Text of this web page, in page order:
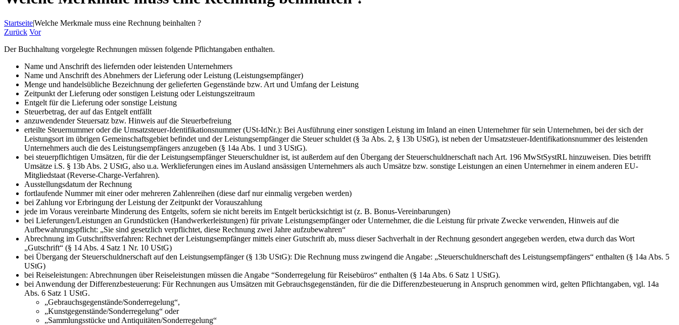
Startseite|Welche Merkmale muss eine Rechnung beinhalten ?
Zurück Vor
Der Buchhaltung vorgelegte Rechnungen müssen folgende Pflichtangaben enthalten.
Name und Anschrift des liefernden oder leistenden Unternehmers
Name und Anschrift des Abnehmers der Lieferung oder Leistung (Leistungsempfänger)
Menge und handelsübliche Bezeichnung der gelieferten Gegenstände bzw. Art und Umfang der Leistung
Zeitpunkt der Lieferung oder sonstigen Leistung oder Leistungszeitraum
Entgelt für die Lieferung oder sonstige Leistung
Steuerbetrag, der auf das Entgelt entfällt
anzuwendender Steuersatz bzw. Hinweis auf die Steuerbefreiung
erteilte Steuernummer oder die Umsatzsteuer-Identifikationsnummer (USt-IdNr.): Bei Ausführung einer sonstigen Leistung im Inland an einen Unternehmer für sein Un­ter­nehmen, bei der sich der
Leistungsort im übrigen Gemeinschaftsgebiet befindet und der Leistungsempfänger die Steuer schuldet (§ 3a Abs. 2, § 13b UStG), ist neben der Umsatzsteuer-Identifikationsnummer des leistenden
Unternehmers auch die des Leis­tungs­empfängers anzugeben (§ 14a Abs. 1 und 3 UStG).
bei steuerpflichtigen Umsätzen, für die der Leistungsempfänger Steuerschuldner ist, ist außerdem auf den Übergang der Steuerschuldnerschaft nach Art. 196 MwStSystRL hinzuweisen. Dies betrifft
Umsätze i.S. § 13b Abs. 2 UStG, also u.a. Werklieferungen eines im Ausland ansässigen Unternehmers als auch Umsätze bzw. sonstige Leistungen an einen Unternehmer in einem anderen EU-
Mitgliedstaat (Reverse-Charge-Verfahren).
Ausstellungsdatum der Rechnung
fortlaufende Nummer mit einer oder mehreren Zahlenreihen (diese darf nur einmalig ver­geben werden)
bei Zahlung vor Erbringung der Leistung der Zeitpunkt der Vorauszahlung
jede im Voraus vereinbarte Minderung des Entgelts, sofern sie nicht bereits im Ent­gelt berücksichtigt ist (z. B. Bonus-Vereinbarungen)
bei Lieferungen/Leistungen an Grundstücken (Handwerkerleistungen) für private Leistungsempfänger oder Unternehmer, die die Leistung für private Zwecke verwenden, Hinweis auf die
Aufbewahrungspflicht: „Sie sind gesetzlich verpflichtet, diese Rechnung zwei Jahre aufzubewahren“
Abrechnung im Gutschriftsverfahren: Rechnet der Leistungsempfänger mittels einer Gutschrift ab, muss dieser Sachverhalt in der Rechnung gesondert angegeben werden, etwa durch das Wort
„Gutschrift“ (§ 14 Abs. 4 Satz 1 Nr. 10 UStG)
bei Übergang der Steuerschuldnerschaft auf den Leistungsempfänger (§ 13b UStG): Die Rechnung muss zwingend die Angabe: „Steuerschuldnerschaft des Leistungsempfängers“ enthalten (§ 14a Abs. 5
UStG)
bei Reiseleistungen: Abrechnungen über Reiseleistungen müssen die Angabe “Sonderregelung für Reisebüros“ enthalten (§ 14a Abs. 6 Satz 1 UStG).
bei Anwendung der Differenzbesteuerung: Für Rechnungen aus Umsätzen mit Gebrauchsgegenständen, für die die Differenzbesteuerung in Anspruch genommen wird, gelten Pflichtangaben, vgl. 14a
Abs. 6 Satz 1 UStG.
„Gebrauchsgegenstände/Sonderregelung“,
„Kunstgegenstände/Sonderregelung“ oder
„Sammlungsstücke und Antiquitäten/Sonderregelung“